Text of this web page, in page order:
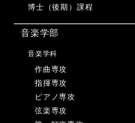
博士（後期）課程
音楽学部
音楽学科
作曲専攻
指揮専攻
ピアノ専攻
弦楽専攻